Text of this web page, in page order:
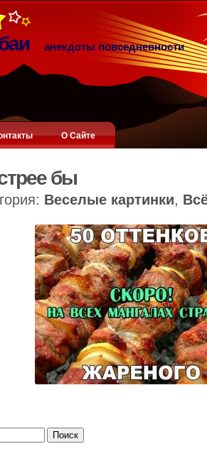
анекдоты повседневности
О Сайте
бы
Веселые картинки,